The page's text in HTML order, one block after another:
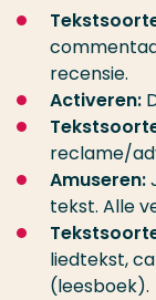
recensie.
Activeren:
reclame/
Amuseren:
tekst. Alle
liedtekst,
(leesboek).